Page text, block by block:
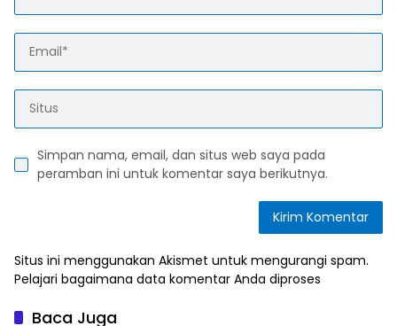
Simpan nama, email, dan situs web saya pada
peramban ini untuk komentar saya berikutnya.
Situs ini menggunakan Akismet untuk mengurangi spam.
Pelajari bagaimana data komentar Anda diproses
Baca Juga